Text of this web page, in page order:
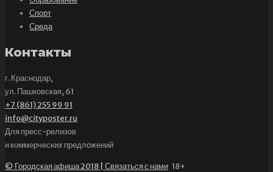
Спорт
Среда
Контакты
г. Краснодар,
ул. Пашковская, 61
+7 (861) 255 99 91
info@cityposter.ru
Для пресс-релизов
и коммерческих предложений
© Городская афиша 2018 | Связаться с нами 18+